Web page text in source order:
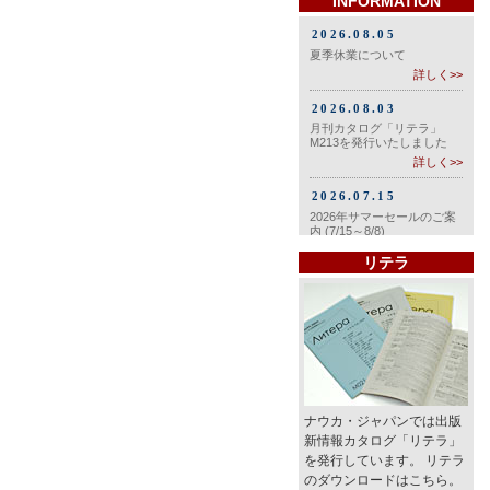
リテラ
ナウカ・ジャパンでは出版
新情報カタログ「リテラ」
を発行しています。 リテラ
のダウンロードはこちら。